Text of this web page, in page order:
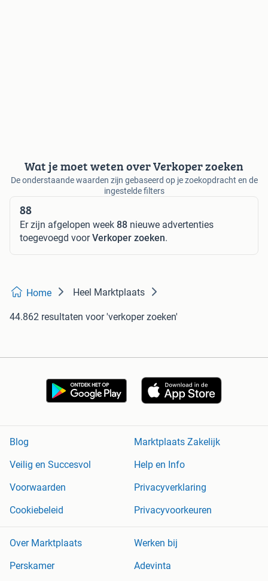
Wat je moet weten over Verkoper zoeken
De onderstaande waarden zijn gebaseerd op je zoekopdracht en de
ingestelde filters
88
Er zijn afgelopen week 88 nieuwe advertenties
toegevoegd voorVerkoper zoeken.
Home Heel Marktplaats
44.862 resultaten voor 'verkoper zoeken'
Blog
Marktplaats Zakelijk
Veilig en Succesvol
Help en Info
Voorwaarden
Privacyverklaring
Cookiebeleid
Privacyvoorkeuren
Over Marktplaats
Werken bij
Perskamer
Adevinta